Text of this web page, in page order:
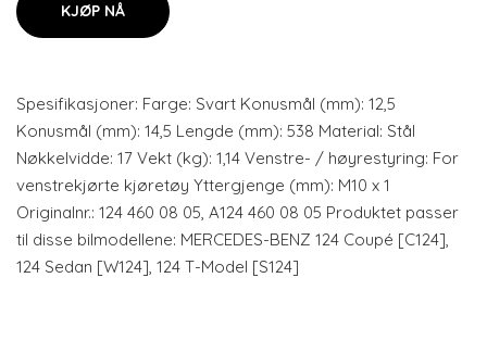
KJØP NÅ
Spesifikasjoner: Farge: Svart Konusmål (mm): 12,5
Konusmål (mm): 14,5 Lengde (mm): 538 Material: Stål
Nøkkelvidde: 17 Vekt (kg): 1,14 Venstre- / høyrestyring: For
venstrekjørte kjøretøy Yttergjenge (mm): M10 x 1
Originalnr.: 124 460 08 05, A124 460 08 05 Produktet passer
til disse bilmodellene: MERCEDES-BENZ 124 Coupé [C124],
124 Sedan [W124], 124 T-Model [S124]